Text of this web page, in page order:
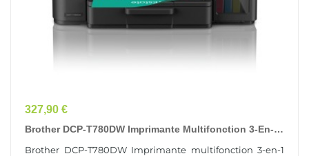
Prix
327,90 €
Brother DCP-T780DW Imprimante Multifonction 3-En-1
Brother DCP-T780DW Imprimante multifonction 3-en-1